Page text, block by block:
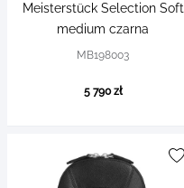
Meisterstück Selection Soft
medium czarna
MB198003
5 790 zł